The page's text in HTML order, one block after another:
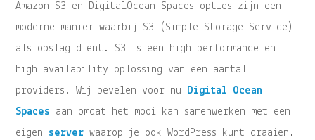
Amazon S3 en DigitalOcean Spaces opties zijn een
moderne manier waarbij S3 (Simple Storage Service)
als opslag dient. S3 is een high performance en
high availability oplossing van een aantal
providers. Wij bevelen voor nu
Digital Ocean
Spaces aan omdat het mooi kan samenwerken met een
eigen server waarop je ook WordPress kunt draaien.